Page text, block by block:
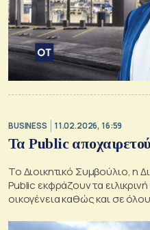
BUSINESS 11.02.2026, 16:59
Τα Public
Το Διοικητικό Συμβούλιο, η
Public εκφράζουν τα
οικογένεια καθώς και σε